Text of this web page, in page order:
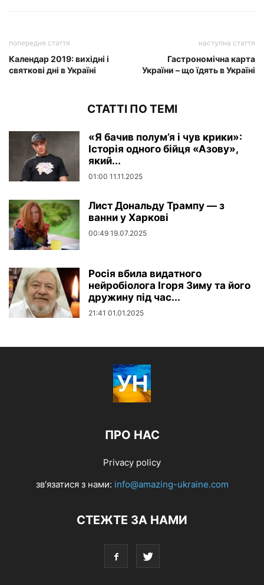
попередня стаття
Календар 2019: вихідні і
святкові дні в Україні
наступна стаття
Гастрономічна карта
України – що їдять в Україні
СТАТТІ ПО ТЕМІ
«Я бачив полум’я і чув крики»:
Історія одного бійця «Азову»,
який...
01:00 11.11.2025
Лист Дональду Трампу — з
ванни у Харкові
00:49 19.07.2025
Росія вбила видатного
нейробіолога Ігоря Зиму та його
дружину під час...
21:41 01.01.2025
ПРО НАС
Privacy policy
зв'язатися з нами: info@amazing-ukraine.com
СТЕЖТЕ ЗА НАМИ